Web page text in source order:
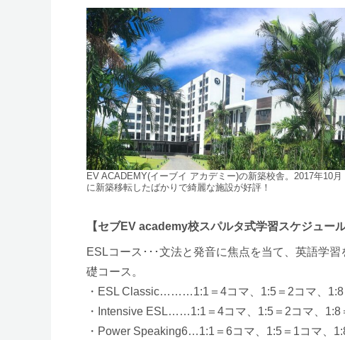
EV ACADEMY(イーブイ アカデミー)の新築校舎。2017年10月
に新築移転したばかりで綺麗な施設が好評！
【セブEV academy校スパルタ式学習スケジュール
ESLコース･･･文法と発音に焦点を当て、英語学
礎コース。
・ESL Classic………1:1＝4コマ、1:5＝2コマ、1:8
・Intensive ESL……1:1＝4コマ、1:5＝2コマ、1:8
・Power Speaking6…1:1＝6コマ、1:5＝1コマ、